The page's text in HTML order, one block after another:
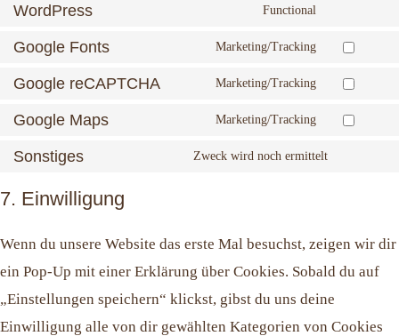
WordPress Functional
Google Fonts Marketing/Tracking
Google reCAPTCHA Marketing/Tracking
Google Maps Marketing/Tracking
Sonstiges Zweck wird noch ermittelt
7. Einwilligung
Wenn du unsere Website das erste Mal besuchst, zeigen wir dir
ein Pop-Up mit einer Erklärung über Cookies. Sobald du auf
„Einstellungen speichern“ klickst, gibst du uns deine
Einwilligung alle von dir gewählten Kategorien von Cookies